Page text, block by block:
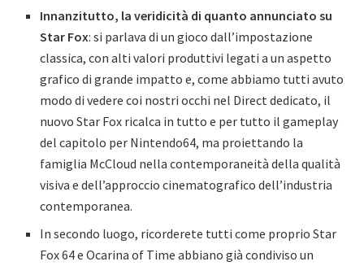
Innanzitutto, la veridicità di quanto annunciato su
Star Fox: si parlava di un gioco dall’impostazione
classica, con alti valori produttivi legati a un aspetto
grafico di grande impatto e, come abbiamo tutti avuto
modo di vedere coi nostri occhi nel Direct dedicato, il
nuovo Star Fox ricalca in tutto e per tutto il gameplay
del capitolo per Nintendo64, ma proiettando la
famiglia McCloud nella contemporaneità della qualità
visiva e dell’approccio cinematografico dell’industria
contemporanea.
In secondo luogo, ricorderete tutti come proprio Star
Fox 64 e Ocarina of Time abbiano già condiviso un